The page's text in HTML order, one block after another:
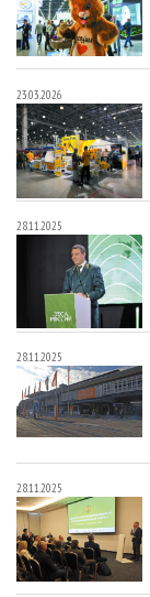
23.03.2026
28.11.2025
28.11.2025
28.11.2025